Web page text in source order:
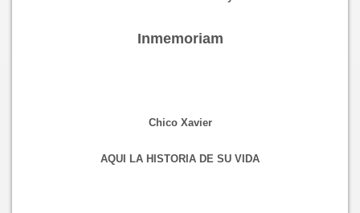
Inmemoriam
Chico Xavier
AQUI LA HISTORIA DE SU VIDA